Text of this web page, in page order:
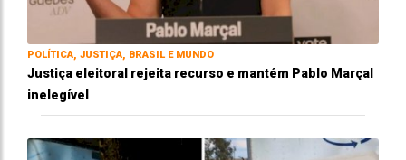
POLÍTICA, JUSTIÇA, BRASIL E MUNDO
Justiça eleitoral rejeita recurso e mantém Pablo Marçal
inelegível